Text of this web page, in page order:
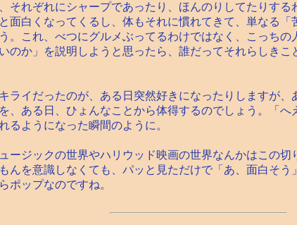
それぞれにシャープであったり、ほんのりしてたりする
面白くなってくるし、体もそれに慣れてきて、単なる「
。これ、べつにグルメぶってるわけではなく、こっち
のか」を説明しようと思ったら、誰だってそれらしきこ
ライだったのが、ある日突然好きになったりしますが、
、ある日、ひょんなことから体得するのでしょう。「へ
るようになった瞬間のように。
ージックの世界やハリウッド映画の世界なんかはこの切
んを意識しなくても、パッと見ただけで「あ、面白そう
ポップなのですね。